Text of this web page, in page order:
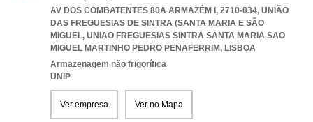
AV DOS COMBATENTES 80A ARMAZÉM I, 2710-034, UNIÃO
DAS FREGUESIAS DE SINTRA (SANTA MARIA E SÃO
MIGUEL, UNIAO FREGUESIAS SINTRA SANTA MARIA SAO
MIGUEL MARTINHO PEDRO PENAFERRIM, LISBOA
Armazenagem não frigorífica
UNIP
Ver empresa Ver no Mapa